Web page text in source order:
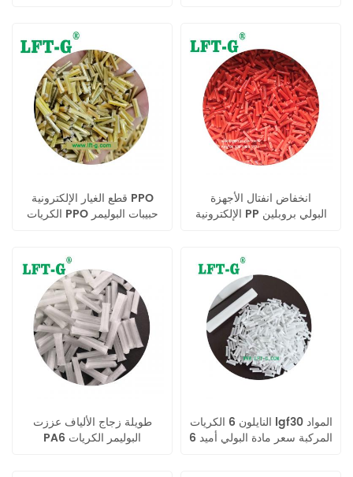
قطع الغيار الإلكترونية PPO
الكريات PPO حبيبات البوليمر
انخفاض انفتال الأجهزة
الإلكترونية PP البولي بروبلين
طويلة زجاج الألياف عززت
PA6 البوليمر الكريات
النايلون 6 الكريات lgf30 المواد
المركبة سعر مادة البولي أميد 6